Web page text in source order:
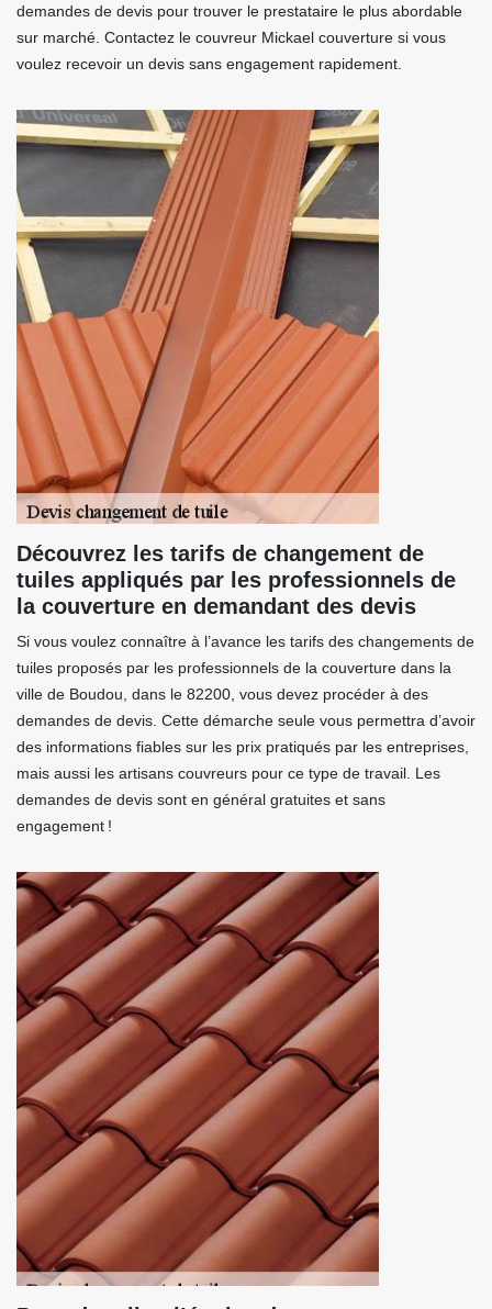
demandes de devis pour trouver le prestataire le plus abordable
sur marché. Contactez le couvreur Mickael couverture si vous
voulez recevoir un devis sans engagement rapidement.
Découvrez les tarifs de changement de
tuiles appliqués par les professionnels de
la couverture en demandant des devis
Si vous voulez connaître à l’avance les tarifs des changements de
tuiles proposés par les professionnels de la couverture dans la
ville de Boudou, dans le 82200, vous devez procéder à des
demandes de devis. Cette démarche seule vous permettra d’avoir
des informations fiables sur les prix pratiqués par les entreprises,
mais aussi les artisans couvreurs pour ce type de travail. Les
demandes de devis sont en général gratuites et sans
engagement !